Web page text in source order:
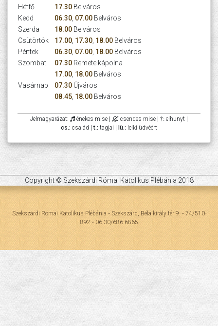
Hétfő
17.30 Belváros
Kedd
06.30 07.00 Belváros
Szerda
18.00 Belváros
Csütörtök
17.00 17.30 18.00 Belváros
Péntek
06.30 07.00 18.00 Belváros
Szombat
07.30 Remete kápolna
17.00 18.00 Belváros
Vasárnap
07.30 Újváros
08.45 18.00 Belváros
Jelmagyarázat: énekes mise | csendes mise | †: elhunyt |
cs.: család | t.: tagjai | lü.: lelki üdvéért
Copyright © Szekszárdi Római Katolikus Plébánia 2018
Szekszárdi Római Katolikus Plébánia • Szekszárd, Béla király tér 9. • 74/510-
892 • 06 30/686-6865